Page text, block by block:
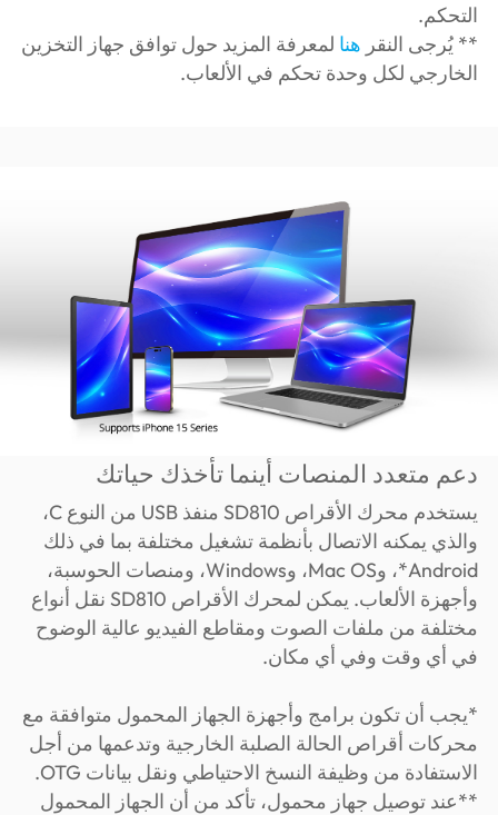
التحكم.
** يُرجى النقر هنا لمعرفة المزيد حول توافق جهاز التخزين
الخارجي لكل وحدة تحكم في الألعاب.
دعم متعدد المنصات أينما تأخذك حياتك
يستخدم محرك الأقراص SD810 منفذ USB من النوع C،
والذي يمكنه الاتصال بأنظمة تشغيل مختلفة بما في ذلك
Android*، وMac OS، وWindows، ومنصات الحوسبة،
وأجهزة الألعاب. يمكن لمحرك الأقراص SD810 نقل أنواع
مختلفة من ملفات الصوت ومقاطع الفيديو عالية الوضوح
في أي وقت وفي أي مكان.
*يجب أن تكون برامج وأجهزة الجهاز المحمول متوافقة مع
محركات أقراص الحالة الصلبة الخارجية وتدعمها من أجل
الاستفادة من وظيفة النسخ الاحتياطي ونقل بيانات OTG.
**عند توصيل جهاز محمول، تأكد من أن الجهاز المحمول